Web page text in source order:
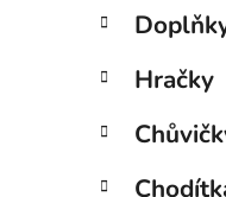
Hračky